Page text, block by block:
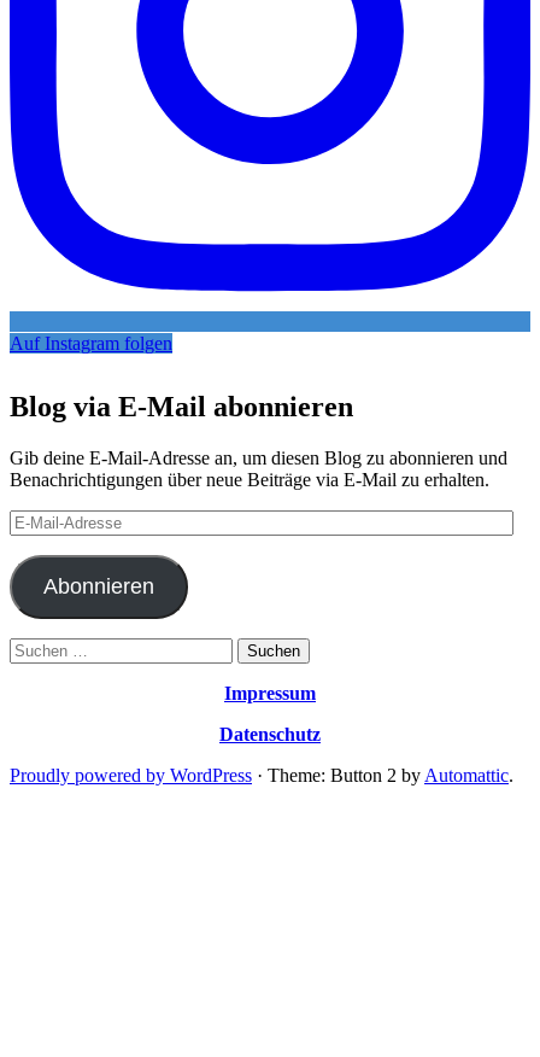
Auf Instagram folgen
Blog via E-Mail abonnieren
Gib deine E-Mail-Adresse an, um diesen Blog zu abonnieren und
Benachrichtigungen über neue Beiträge via E-Mail zu erhalten.
E-
Mail-
Adresse
Abonnieren
Suchen
nach:
Impressum
Datenschutz
Proudly powered by WordPress · Theme: Button 2 by Automattic.